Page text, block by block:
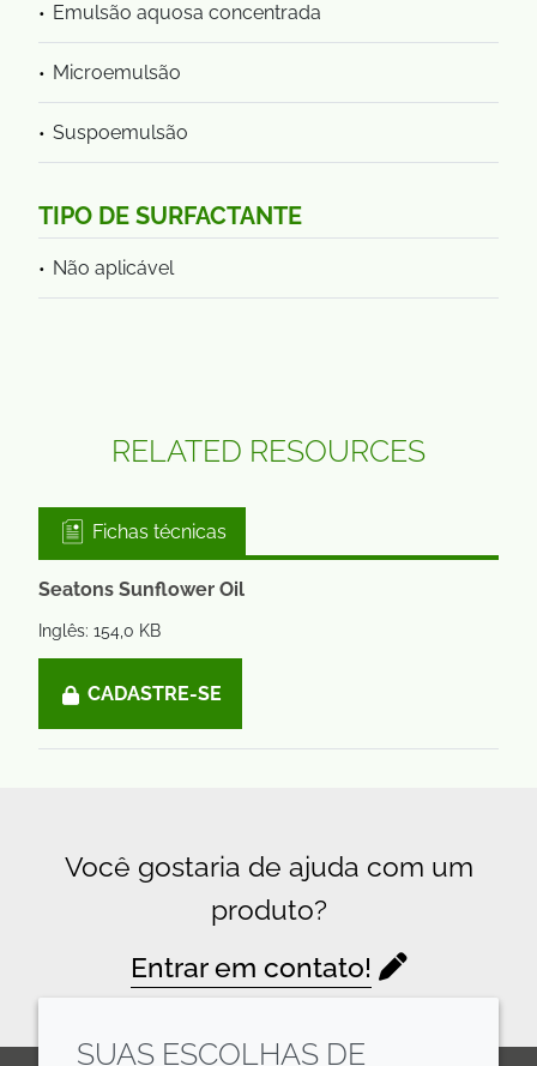
Emulsão aquosa concentrada
Microemulsão
Suspoemulsão
TIPO DE SURFACTANTE
Não aplicável
RELATED RESOURCES
Fichas técnicas
Seatons Sunflower Oil
Inglês: 154,0 KB
CADASTRE-SE
Você gostaria de ajuda com um
produto?
Entrar em contato!
SUAS ESCOLHAS DE